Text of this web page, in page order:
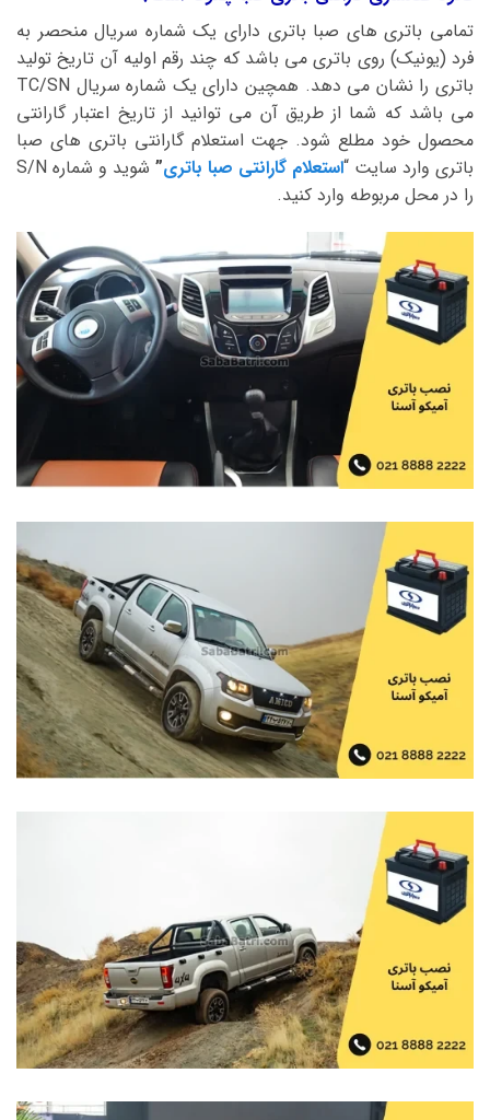
تمامی باتری های صبا باتری دارای یک شماره سریال منحصر به
فرد (یونیک) روی باتری می باشد که چند رقم اولیه آن تاریخ تولید
باتری را نشان می دهد. همچین دارای یک شماره سریال TC/SN
می باشد که شما از طریق آن می توانید از تاریخ اعتبار گارانتی
محصول خود مطلع شود. جهت استعلام گارانتی باتری های صبا
باتری وارد سایت “استعلام گارانتی صبا باتری”
شوید و شماره S/N
را در محل مربوطه وارد کنید.